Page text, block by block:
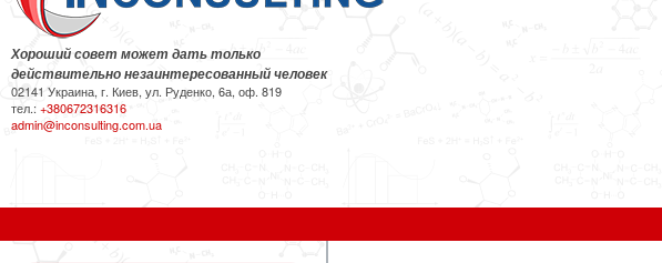
Хороший совет может дать только
действительно незаинтересованный человек
02141 Украина, г. Киев, ул. Руденко, 6а, оф. 819
тел.:+380672316316
admin@inconsulting.com.ua